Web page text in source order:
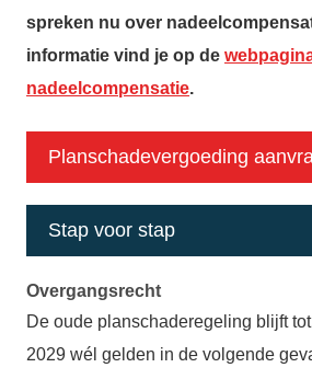
spreken nu over
informatie vind je op de
nadeelcompensatie.
Planschadevergoeding
Stap voor stap
Overgangsrecht
De oude planschaderegeling blijft
2029 wél gelden in de volgende